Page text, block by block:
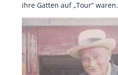
ihre Gatten auf „Tour“ waren.